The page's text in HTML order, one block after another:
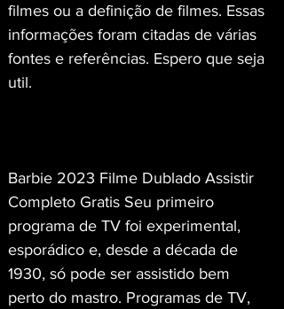
filmes ou a definição de filmes. Essas
informações foram citadas de várias
fontes e referências. Espero que seja
util.
Barbie 2023 Filme Dublado Assistir
Completo Gratis Seu primeiro
programa de TV foi experimental,
esporádico e, desde a década de
1930, só pode ser assistido bem
perto do mastro. Programas de TV,